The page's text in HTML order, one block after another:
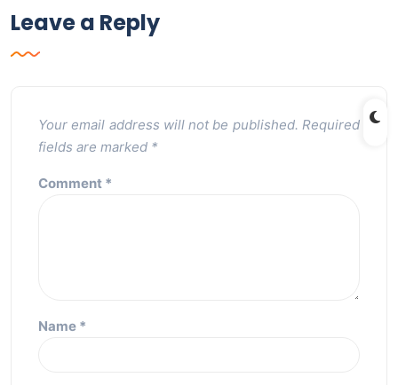
Leave a Reply
Your email address will not be published. Required
fields are marked *
Comment *
Name *